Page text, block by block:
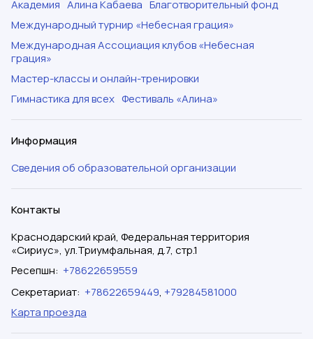
Академия Алина Кабаева Благотворительный фонд
Международный турнир «Небесная грация»
Международная Ассоциация клубов «Небесная
грация»
Мастер-классы и онлайн-тренировки
Гимнастика для всех Фестиваль «Алина»
Информация
Сведения об образовательной организации
Контакты
Краснодарский край, Федеральная территория
«Сириус», ул.Триумфальная, д.7, стр.1
Ресепшн: +78622659559
Секретариат: +78622659449, +79284581000
Карта проезда